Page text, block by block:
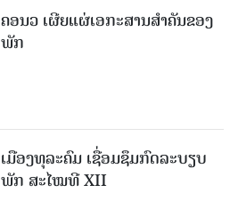
ຄອນວ ເຜີຍແຜ່ເອກະສານສໍາຄັນຂອງ
ພັກ
ເມືອງທຸລະຄົມ ເຊື່ອມຊຶມກົດລະບຽບ
ພັກ ສະໄໝທີ XII